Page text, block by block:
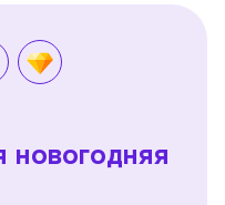
новогодняя